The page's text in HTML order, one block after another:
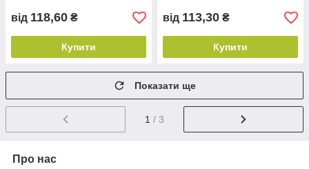
від 118,60 ₴
Купити
від 113,30 ₴
Купити
Показати ще
1 / 3
Про нас